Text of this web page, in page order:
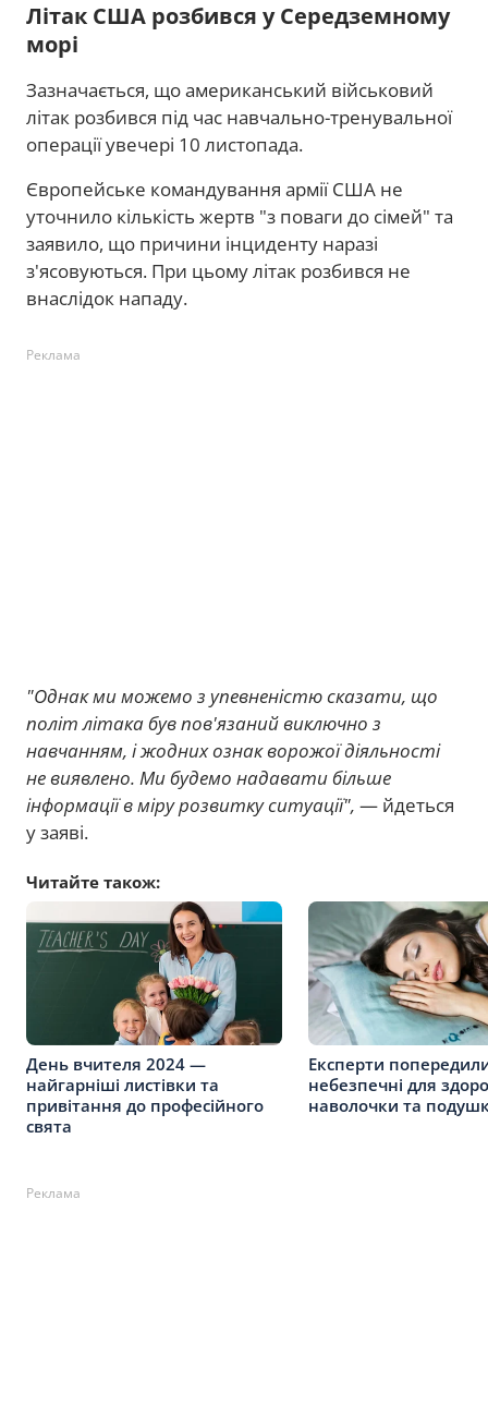
Літак США розбився у Середземному
морі
Зазначається, що американський військовий
літак розбився під час навчально-тренувальної
операції увечері 10 листопада.
Європейське командування армії США не
уточнило кількість жертв "з поваги до сімей" та
заявило, що причини інциденту наразі
з'ясовуються. При цьому літак розбився не
внаслідок нападу.
Реклама
"Однак ми можемо з упевненістю сказати, що
політ літака був пов'язаний виключно з
навчанням, і жодних ознак ворожої діяльності
не виявлено. Ми будемо надавати більше
інформації в міру розвитку ситуації", — йдеться
у заяві.
Читайте також:
День вчителя 2024 —
найгарніші листівки та
привітання до професійного
свята
Експерти
небезпечні для
наволочки та
Реклама